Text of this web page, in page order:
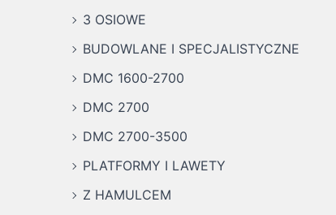
3 OSIOWE
BUDOWLANE I SPECJALISTYCZNE
DMC 1600-2700
DMC 2700
DMC 2700-3500
PLATFORMY I LAWETY
Z HAMULCEM